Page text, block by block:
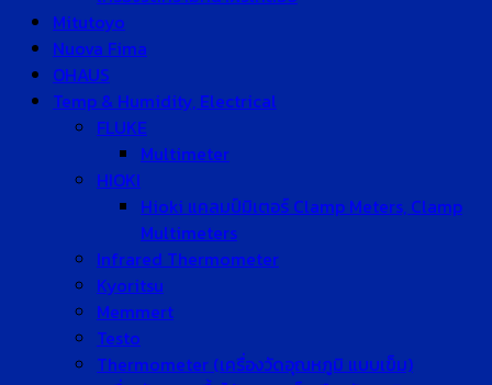
Mitutoyo
Nuova Fima
OHAUS
Temp & Humidity, Electrical
FLUKE
Multimeter
HIOKI
Hioki แคลมป์มิเตอร์ Clamp Meters, Clamp
Multimeters
Infrared Thermometer
Kyoritsu
Memmert
Testo
Thermometer (เครื่องวัดอุณหภูมิ แบบเข็ม)